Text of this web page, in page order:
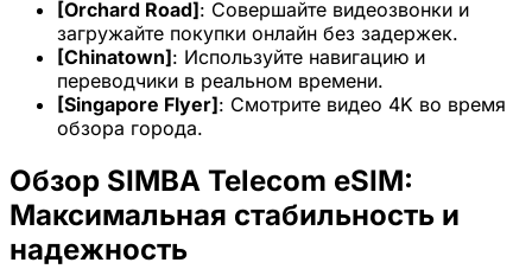
[Orchard Road]: Совершайте видеозвонки и
загружайте покупки онлайн без задержек.
[Chinatown]: Используйте навигацию и
переводчики в реальном времени.
[Singapore Flyer]: Смотрите видео 4K во время
обзора города.
Обзор SIMBA Telecom eSIM:
Максимальная стабильность и
надежность
20% скидка для новых пользователей
Получено сегодня
783
Осталось
5
Отмена Получить сейчас